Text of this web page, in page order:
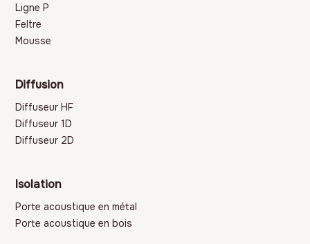
Ligne P
Feltre
Mousse
Diffusion
Diffuseur HF
Diffuseur 1D
Diffuseur 2D
Isolation
Porte acoustique en métal
Porte acoustique en bois